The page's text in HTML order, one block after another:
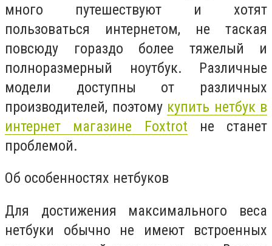
много путешествуют и хотят
пользоваться интернетом, не таская
повсюду гораздо более тяжелый и
полноразмерный ноутбук. Различные
модели доступны от различных
производителей, поэтому купить нетбук в
интернет магазине Foxtrot не станет
проблемой.
Об особенностях нетбуков
Для достижения максимального веса
нетбуки обычно не имеют встроенных